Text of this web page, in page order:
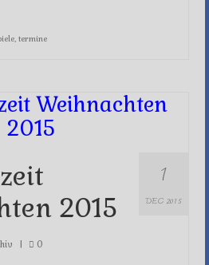
termine
1
DEC 2015
2015
| 0